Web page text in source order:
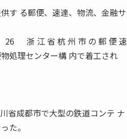
す る郵便、速達、物流、金融サ
26 浙 江 省 杭 州 市 の 郵 便 速
処理センター構 内で着工され
成都市で大型の鉄道コンテ ナ
た。